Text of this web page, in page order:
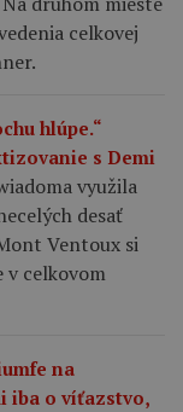
celkovej
hlúpe.“
s Demi
využila
desať
Ventoux si
v celkovom
na
iba o víťazstvo,